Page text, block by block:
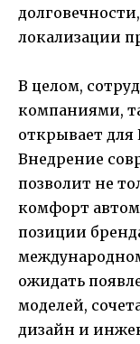
локализации
В целом,
компаниями,
открывает для
Внедрение
позволит не
комфорт
позиции
ожидать
моделей,
дизайн и